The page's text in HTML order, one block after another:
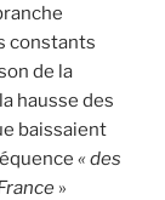
constants
de la
hausse des
baissaient
« des
»